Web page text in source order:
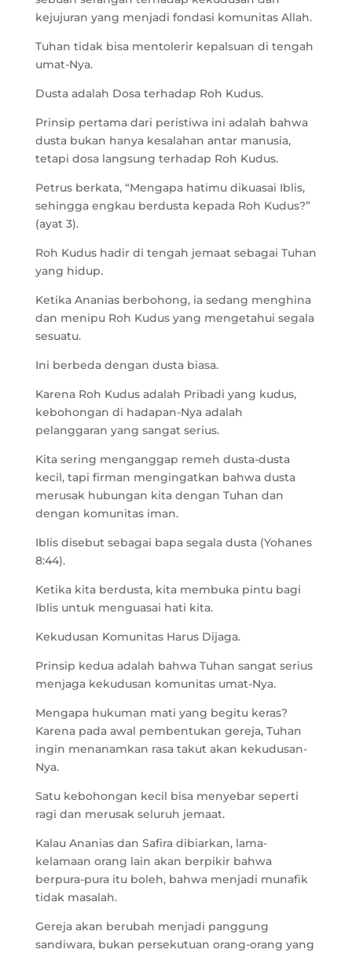
kejujuran yang menjadi fondasi komunitas Allah.
Tuhan tidak bisa mentolerir kepalsuan di tengah
umat-Nya.
Dusta adalah Dosa terhadap Roh Kudus.
Prinsip pertama dari peristiwa ini adalah bahwa
dusta bukan hanya kesalahan antar manusia,
tetapi dosa langsung terhadap Roh Kudus.
Petrus berkata, “Mengapa hatimu dikuasai Iblis,
sehingga engkau berdusta kepada Roh Kudus?”
(ayat 3).
Roh Kudus hadir di tengah jemaat sebagai Tuhan
yang hidup.
Ketika Ananias berbohong, ia sedang menghina
dan menipu Roh Kudus yang mengetahui segala
sesuatu.
Ini berbeda dengan dusta biasa.
Karena Roh Kudus adalah Pribadi yang kudus,
kebohongan di hadapan-Nya adalah
pelanggaran yang sangat serius.
Kita sering menganggap remeh dusta-dusta
kecil, tapi firman mengingatkan bahwa dusta
merusak hubungan kita dengan Tuhan dan
dengan komunitas iman.
Iblis disebut sebagai bapa segala dusta (Yohanes
8:44).
Ketika kita berdusta, kita membuka pintu bagi
Iblis untuk menguasai hati kita.
Kekudusan Komunitas Harus Dijaga.
Prinsip kedua adalah bahwa Tuhan sangat serius
menjaga kekudusan komunitas umat-Nya.
Mengapa hukuman mati yang begitu keras?
Karena pada awal pembentukan gereja, Tuhan
ingin menanamkan rasa takut akan kekudusan-
Nya.
Satu kebohongan kecil bisa menyebar seperti
ragi dan merusak seluruh jemaat.
Kalau Ananias dan Safira dibiarkan, lama-
kelamaan orang lain akan berpikir bahwa
berpura-pura itu boleh, bahwa menjadi munafik
tidak masalah.
Gereja akan berubah menjadi panggung
sandiwara, bukan persekutuan orang-orang yang